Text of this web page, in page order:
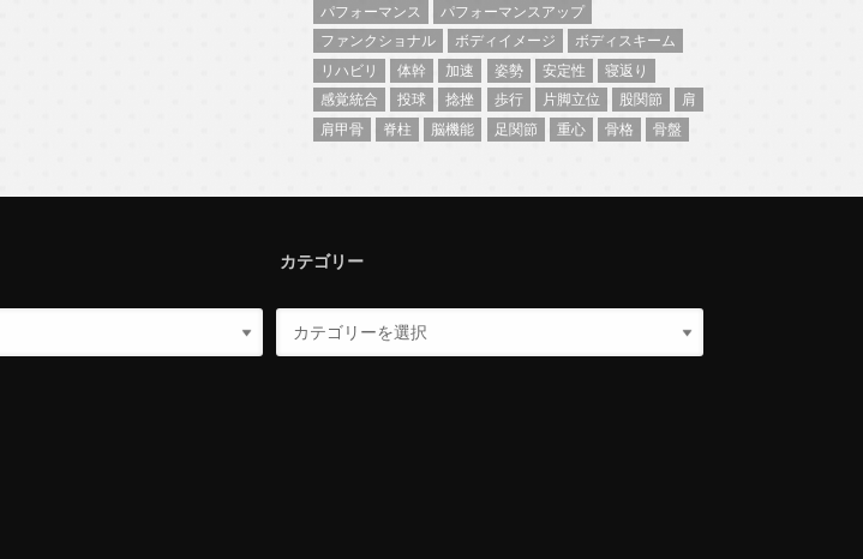
パフォーマンス
パフォーマンスアップ
ファンクショナル
ボディイメージ
ボディスキーム
リハビリ
体幹 加速 姿勢 安定性
寝返り
感覚統合
投球 捻挫 歩行 片脚立位 股関節
肩
肩甲骨
脊柱 脳機能 足関節 重心 骨格 骨盤
カテゴリー